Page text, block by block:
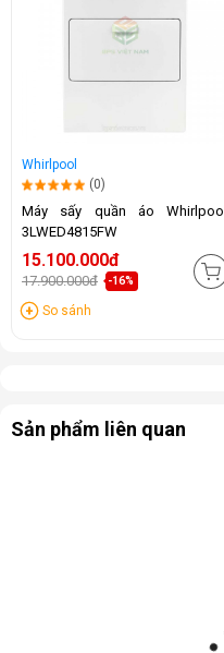
Whirlpool
(0)
Máy sấy quần áo Whirlpool
3LWED4815FW
15.100.000đ
17.900.000đ -16%
So sánh
Sản phẩm liên quan